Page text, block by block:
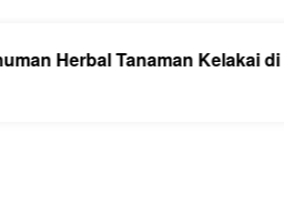
Tanaman Kelakai di